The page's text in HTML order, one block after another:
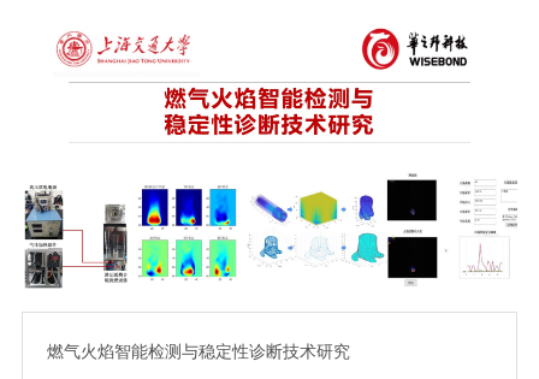
燃气火焰智能检测与稳定性诊断技术研究